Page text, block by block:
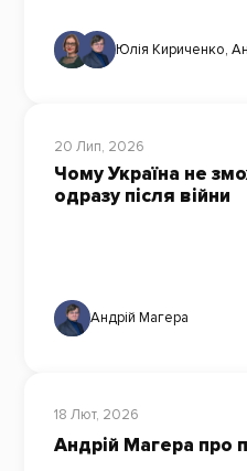
Юлія Кириченко,
20 Лип, 2026
Чому Україна не
одразу після війни
Андрій Магера
18 Лют, 2026
Андрій Магера про